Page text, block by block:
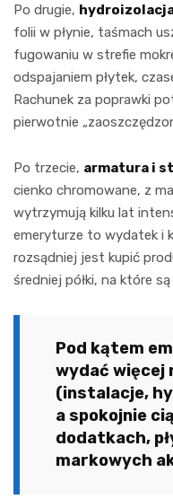
Po drugie,
folii w płynie, taśmach
fugowaniu w strefie
odspajaniem płytek,
Rachunek za poprawki
pierwotnie
Po trzecie, armatura i
cienko chromowane, z
wytrzymują kilku lat
emeryturze to wydatek i
rozsądniej jest kupić
średniej półki, na które
Pod kątem
wydać więcej
(instalacje,
a spokojnie
dodatkach,
markowych